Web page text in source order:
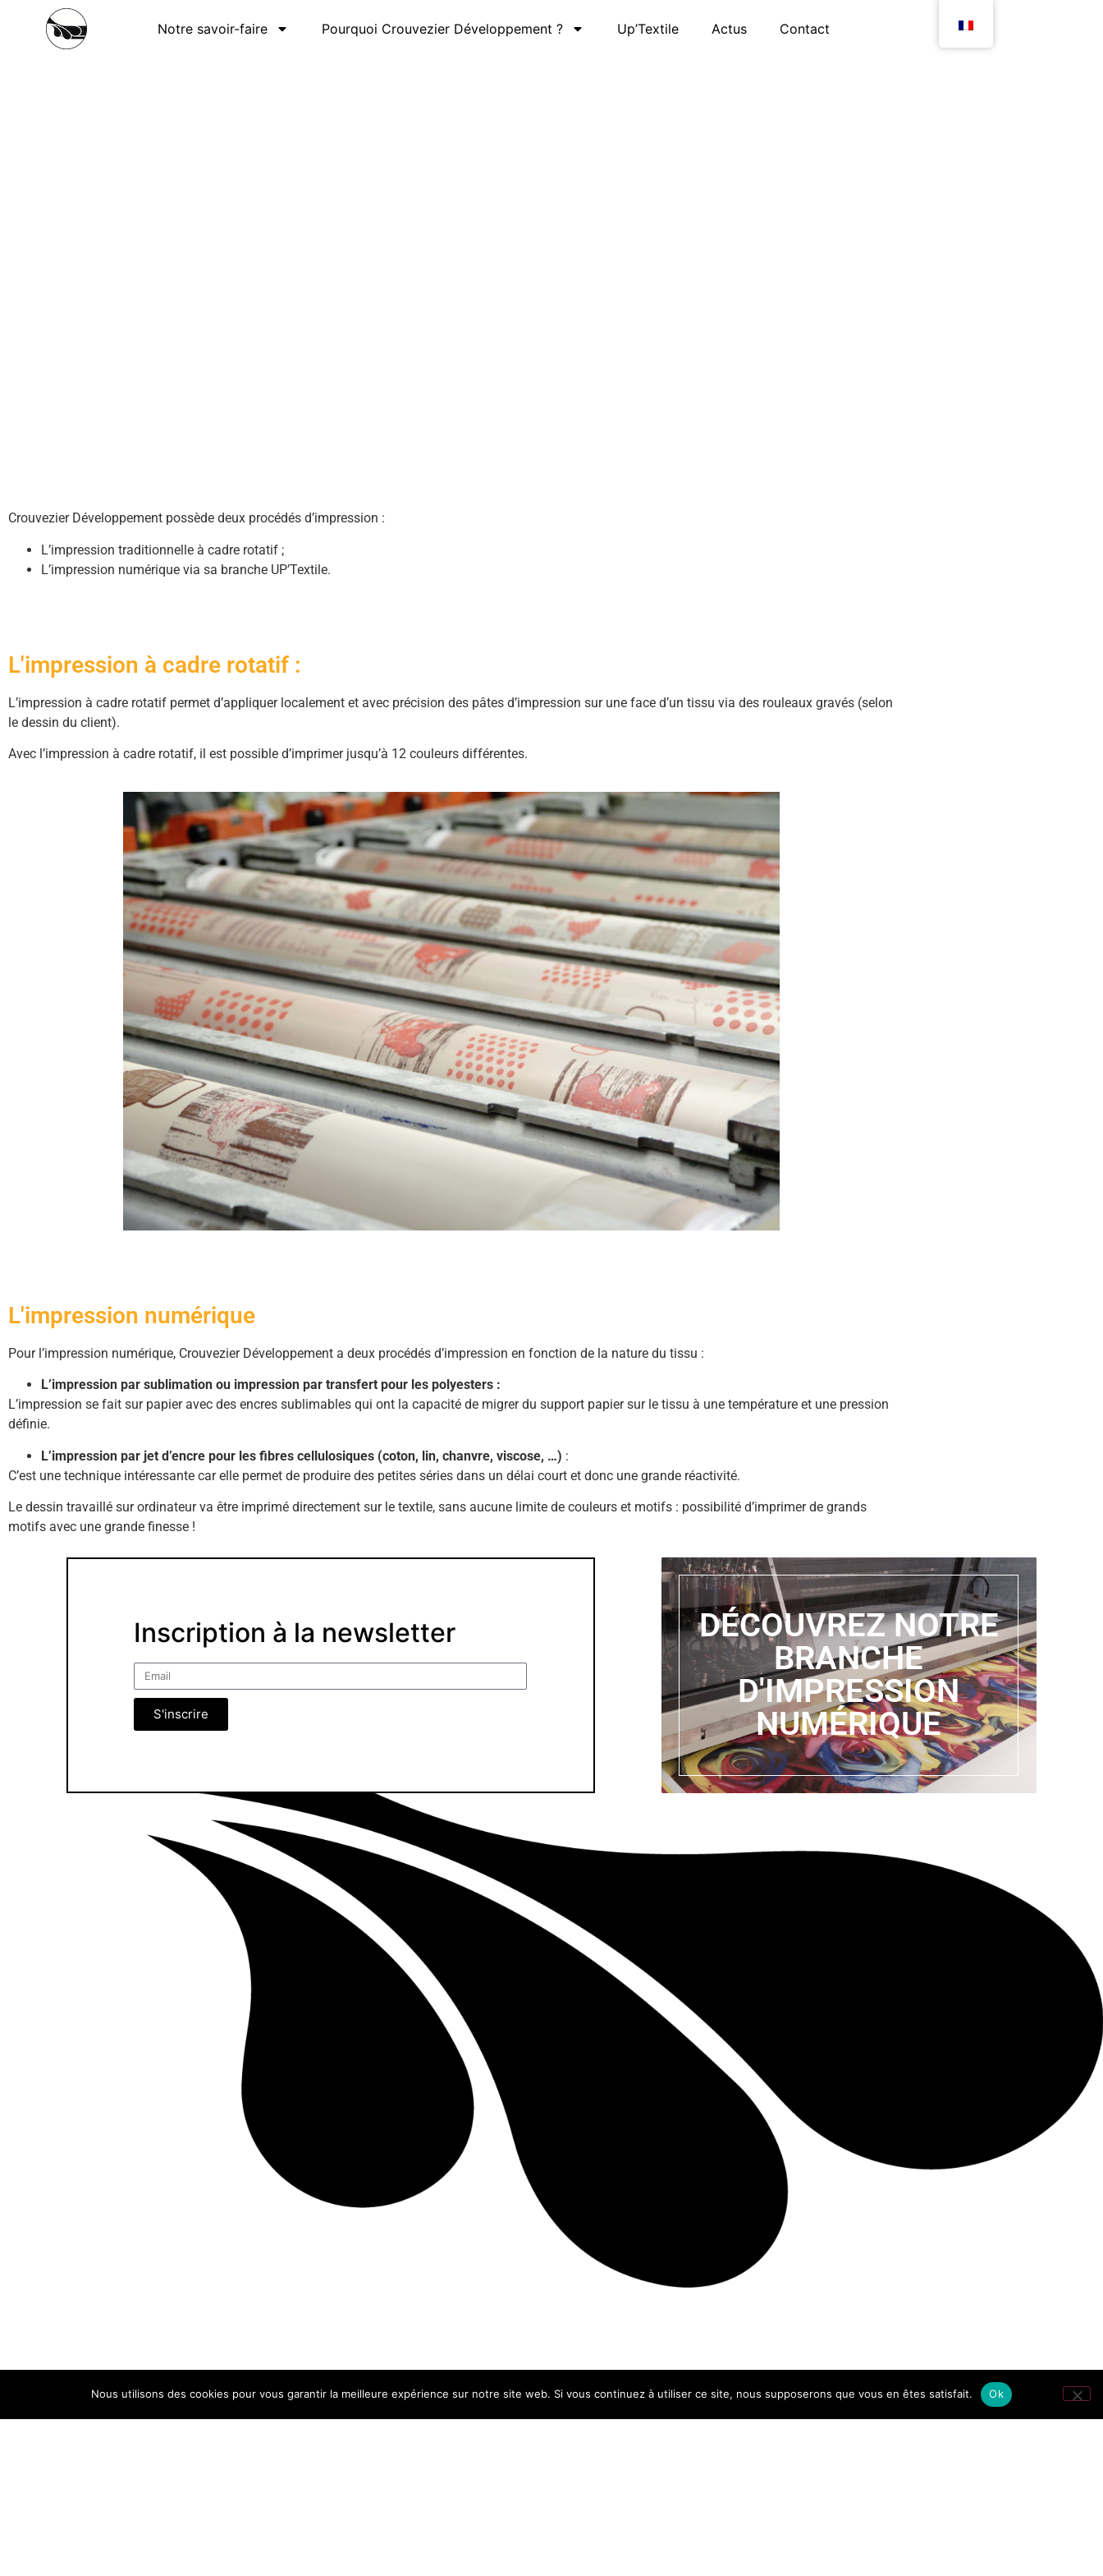
Notre savoir-faire Pourquoi Crouvezier Développement ? Up’Textile Actus Contact
Crouvezier Développement possède deux procédés d’impression :
L’impression traditionnelle à cadre rotatif ;
L’impression numérique via sa branche UP’Textile.
L'impression à cadre rotatif :
L’impression à cadre rotatif permet d’appliquer localement et avec précision des pâtes d’impression sur une face d’un tissu via des rouleaux gravés (selon
le dessin du client).
Avec l’impression à cadre rotatif, il est possible d’imprimer jusqu’à 12 couleurs différentes.
L'impression numérique
Pour l’impression numérique, Crouvezier Développement a deux procédés d’impression en fonction de la nature du tissu :
L’impression par sublimation ou impression par transfert pour les polyesters :
L’impression se fait sur papier avec des encres sublimables qui ont la capacité de migrer du support papier sur le tissu à une température et une pression
définie.
L’impression par jet d’encre pour les fibres cellulosiques (coton, lin, chanvre, viscose, …) :
C’est une technique intéressante car elle permet de produire des petites séries dans un délai court et donc une grande réactivité.
Le dessin travaillé sur ordinateur va être imprimé directement sur le textile, sans aucune limite de couleurs et motifs : possibilité d’imprimer de grands
motifs avec une grande finesse !
Inscription à la newsletter
S'inscrire
DÉCOUVREZ NOTRE
BRANCHE
D'IMPRESSION
NUMÉRIQUE
Notre savoir-faire
Nous utilisons des cookies pour vous garantir la meilleure expérience sur notre site web. Si vous continuez à utiliser ce site, nous supposerons que vous en êtes satisfait. Ok